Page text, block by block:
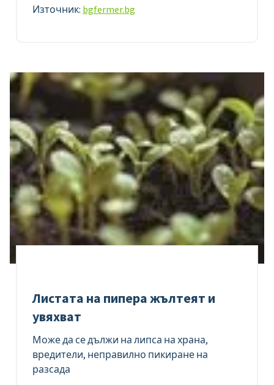
Източник: bgfermer.bg
Листата на пипера жълтеят и
увяхват
Може да се дължи на липса на храна,
вредители, неправилно пикиране на
разсада